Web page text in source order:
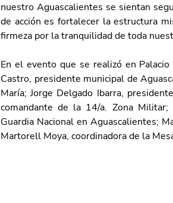
nuestro Aguascalientes se sientan
de acción es fortalecer la estructura
firmeza por la tranquilidad de toda
En el evento que se realizó en
Castro, presidente municipal de
María; Jorge Delgado Ibarra,
comandante de la 14/a. Zona
Guardia Nacional en Aguascalientes;
Martorell Moya, coordinadora de la